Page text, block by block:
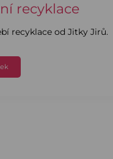
recyklace
recyklace od Jitky Jirů.